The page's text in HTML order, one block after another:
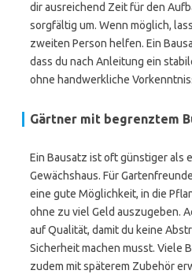
dir ausreichend Zeit für den
sorgfältig um. Wenn möglich,
zweiten Person helfen. Ein
dass du nach Anleitung ein
ohne handwerkliche
Gärtner mit begrenztem
Ein Bausatz ist oft günstiger als
Gewächshaus. Für
eine gute Möglichkeit, in die
ohne zu viel Geld auszugeben.
auf Qualität, damit du keine
Sicherheit machen musst. Viele
zudem mit späterem Zubehör